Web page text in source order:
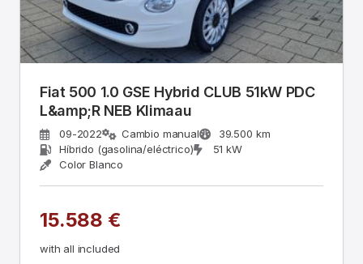
Fiat 500 1.0 GSE Hybrid CLUB 51kW PDC
L&amp;R NEB Klimaau
09-2022 Cambio manual
39.500 km
Híbrido (gasolina/eléctrico)
51 kW
Color Blanco
15.588 €
with all included